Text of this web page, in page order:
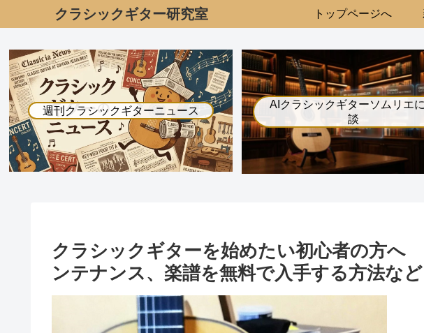
クラシックギター研究室 トップページへ
週刊クラシックギターニュース
AIクラシックギターソムリエ
談
クラシックギターを始めたい初心者の方へ
ンテナンス、楽譜を無料で入手する方法な